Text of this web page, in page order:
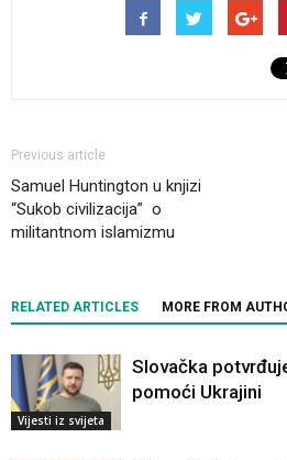
Previous article
Samuel Huntington u knjizi
“Sukob civilizacija” o
militantnom islamizmu
RELATED ARTICLES MORE FROM
Vijesti iz svijeta
Slovačka
pomoći Ukrajini